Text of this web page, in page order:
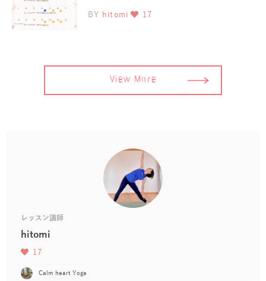
BY hitomi 17
View More
レッスン講師
hitomi
17
Calm heart Yoga